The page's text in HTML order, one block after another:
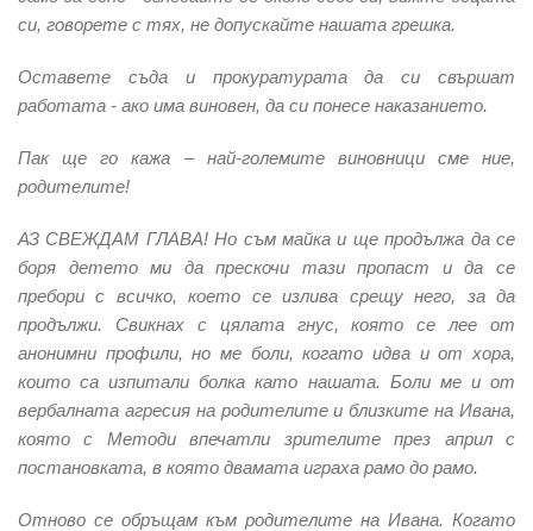
си, говорете с тях, не допускайте нашата грешка.
Оставете съда и прокуратурата да си свършат
работата - ако има виновен, да си понесе наказанието.
Пак ще го кажа – най-големите виновници сме ние,
родителите!
АЗ СВЕЖДАМ ГЛАВА! Но съм майка и ще продължа да се
боря детето ми да прескочи тази пропаст и да се
пребори с всичко, което се излива срещу него, за да
продължи. Свикнах с цялата гнус, която се лее от
анонимни профили, но ме боли, когато идва и от хора,
които са изпитали болка като нашата. Боли ме и от
вербалната агресия на родителите и близките на Ивана,
която с Методи впечатли зрителите през април с
постановката, в която двамата играха рамо до рамо.
Отново се обръщам към родителите на Ивана. Когато